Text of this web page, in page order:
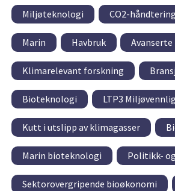
Miljøteknologi CO2-håndtering
Marin Havbruk
Klimarelevant forskning
Bioteknologi LTP3
Kutt i utslipp av klimagasser
Marin bioteknologi Politikk-
Sektorovergripende bioøkonomi